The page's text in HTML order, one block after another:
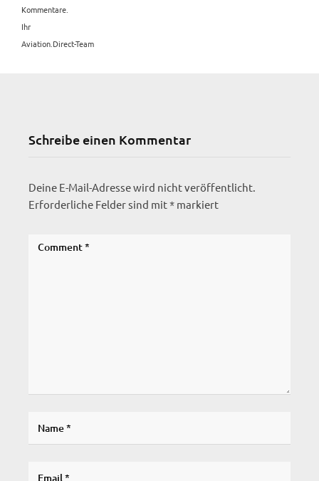
Kommentare.
Ihr
Aviation.Direct-Team
Schreibe einen Kommentar
Deine E-Mail-Adresse wird nicht veröffentlicht.
Erforderliche Felder sind mit* markiert